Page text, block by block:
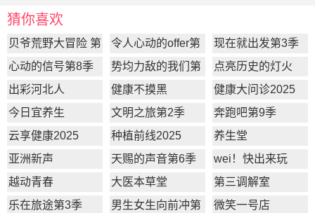
猜你喜欢
贝爷荒野大冒险 第
一季
令人心动的offer第
7季
现在就出发第3季
心动的信号第8季
势均力敌的我们第
2季
点亮历史的灯火
出彩河北人
健康不摸黑
健康大问诊2025
今日宜养生
文明之旅第2季
奔跑吧第9季
云享健康2025
种植前线2025
养生堂
亚洲新声
天赐的声音第6季
wei！快出来玩
越动青春
大医本草堂
第三调解室
乐在旅途第3季
男生女生向前冲第 微笑一号店